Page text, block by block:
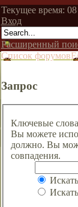
Текущее время:
Вход
Расширенный
Список форумов
Запрос
Ключевые
Вы можете
должно. Вы
совпадения.